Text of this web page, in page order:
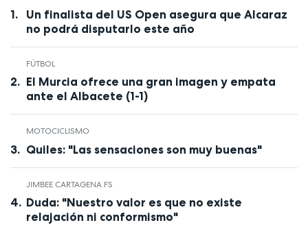
Un finalista del US Open asegura que Alcaraz
no podrá disputarlo este año
FÚTBOL
El Murcia ofrece una gran imagen y empata
ante el Albacete (1-1)
MOTOCICLISMO
Quiles: "Las sensaciones son muy buenas"
JIMBEE CARTAGENA FS
Duda: "Nuestro valor es que no existe
relajación ni conformismo"